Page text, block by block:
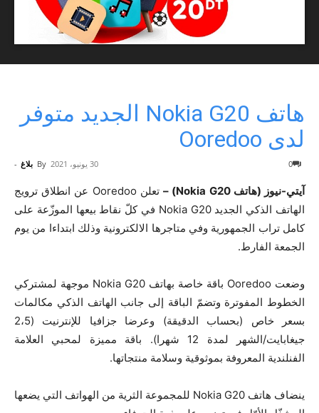
هاتف Nokia G20 الجديد متوفر
لدى Ooredoo
By بلاغ - 30 يونيو، 2021 0
آيتي-نيوز (هاتف Nokia G20) –
تعلن Ooredoo عن انطلاق ترويج
الهاتف الذكي الجديد Nokia G20 في كلّ نقاط بيعها الموزّعة على
كامل تراب الجمهورية وفي متاجرها الالكترونية وذلك ابتداءا من يوم
الجمعة الفارط.
وضعت Ooredoo باقة خاصة بهاتف Nokia G20 موجهة لمشتركي
الخطوط المفوترة وتضمّ الباقة إلى جانب الهاتف الذكي مكالمات
بسعر خاص (بحساب الدقيقة) وعرضا جزافيا للإنترنيت (2،5
جيغابايت/الشهر لمدة 12 شهرا). باقة مميزة لمحبي العلامة
الفنلندية المعروفة بموثوقية وسلامة منتجاتها.
ينضاف هاتف Nokia G20 للمجموعة الثرية من الهواتف التي يضعها